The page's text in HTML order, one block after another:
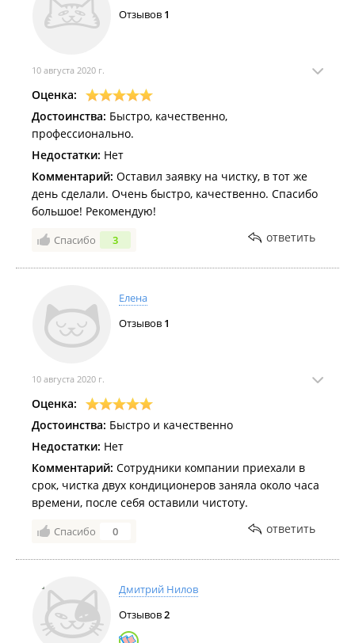
Отзывов 1
10 августа 2020 г.
Оценка:
Достоинства: Быстро, качественно,
профессионально.
Недостатки: Нет
Комментарий: Оставил заявку на чистку, в тот же
день сделали. Очень быстро, качественно. Спасибо
большое! Рекомендую!
Спасибо 3 ответить
Елена
Отзывов 1
10 августа 2020 г.
Оценка:
Достоинства: Быстро и качественно
Недостатки: Нет
Комментарий: Сотрудники компании приехали в
срок, чистка двух кондиционеров заняла около часа
времени, после себя оставили чистоту.
Спасибо 0 ответить
Дмитрий Нилов
Отзывов2